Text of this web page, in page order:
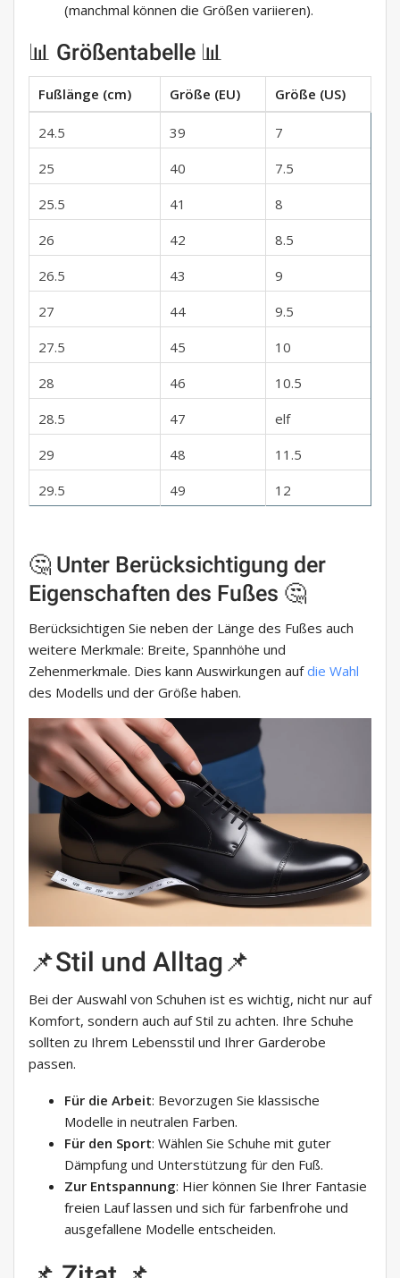
(manchmal können die Größen variieren).
📊 Größentabelle 📊
Fußlänge (cm) Größe (EU) Größe (US)
24.5 39
7
25
40
7.5
25.5
41
8
26
42
8.5
26.5
43
9
27
44
9.5
27.5
45
10
28
46
10.5
28.5
47
elf
29
48
11.5
29.5
49 12
🤔 Unter Berücksichtigung der
Eigenschaften des Fußes 🤔
Berücksichtigen Sie neben der Länge des Fußes auch
weitere Merkmale: Breite, Spannhöhe und
Zehenmerkmale. Dies kann Auswirkungen aufdie Wahl
des Modells und der Größe haben.
📌Stil und Alltag📌
Bei der Auswahl von Schuhen ist es wichtig, nicht nur auf
Komfort, sondern auch auf Stil zu achten. Ihre Schuhe
sollten zu Ihrem Lebensstil und Ihrer Garderobe
passen.
Für die Arbeit: Bevorzugen Sie klassische
Modelle in neutralen Farben.
Für den Sport: Wählen Sie Schuhe mit guter
Dämpfung und Unterstützung für den Fuß.
Zur Entspannung: Hier können Sie Ihrer Fantasie
freien Lauf lassen und sich für farbenfrohe und
ausgefallene Modelle entscheiden.